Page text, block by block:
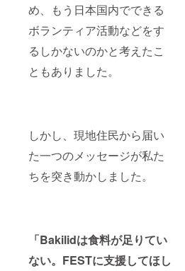
め、もう日本国内でできる
ボランティア活動などをす
るしかないのかと考えたこ
ともありました。
しかし、現地住民から届い
た一つのメッセージが私た
ちを突き動かしました。
「Bakilidは食料が足りてい
ない。FESTに支援してほし